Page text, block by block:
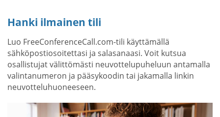
Hanki ilmainen tili
Luo FreeConferenceCall.com-tili käyttämällä
sähköpostiosoitettasi ja salasanaasi. Voit kutsua
osallistujat välittömästi neuvottelupuheluun antamalla
valintanumeron ja pääsykoodin tai jakamalla linkin
neuvotteluhuoneeseen.